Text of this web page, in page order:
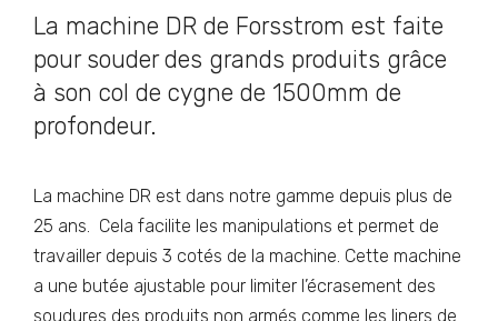
La machine DR de Forsstrom est faite
pour souder des grands produits grâce
à son col de cygne de 1500mm de
profondeur.
La machine DR est dans notre gamme depuis plus de
25 ans. Cela facilite les manipulations et permet de
travailler depuis 3 cotés de la machine. Cette machine
a une butée ajustable pour limiter l’écrasement des
soudures des produits non armés comme les liners de